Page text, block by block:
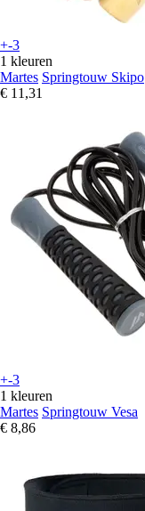
+-3
1 kleuren
Martes Springtouw Skipo
€ 11,31
+-3
1 kleuren
Martes Springtouw Vesa
€ 8,86